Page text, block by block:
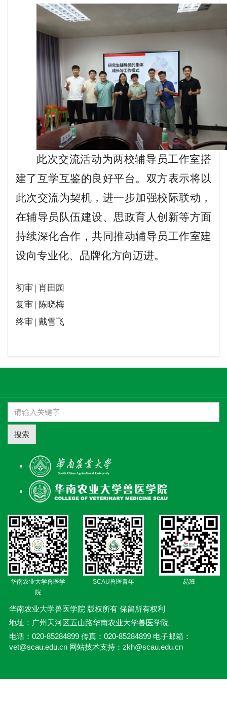
此次交流活动为两校辅导员工作室搭
建了互学互鉴的良好平台。双方表示将以
此次交流为契机，进一步加强校际联动，
在辅导员队伍建设、思政育人创新等方面
持续深化合作，共同推动辅导员工作室建
设向专业化、品牌化方向迈进。
初审 | 肖田园
复审 | 陈晓梅
终审 | 戴雪飞
搜索
华南农业大学兽医学
院
SCAU兽医青年 易班
华南农业大学兽医学院 版权所有 保留所有权利
地址：广州天河区五山路华南农业大学兽医学院
电话：020-85284899 传真：020-85284899 电子邮箱：
vet@scau.edu.cn 网站技术支持：zkh@scau.edu.cn